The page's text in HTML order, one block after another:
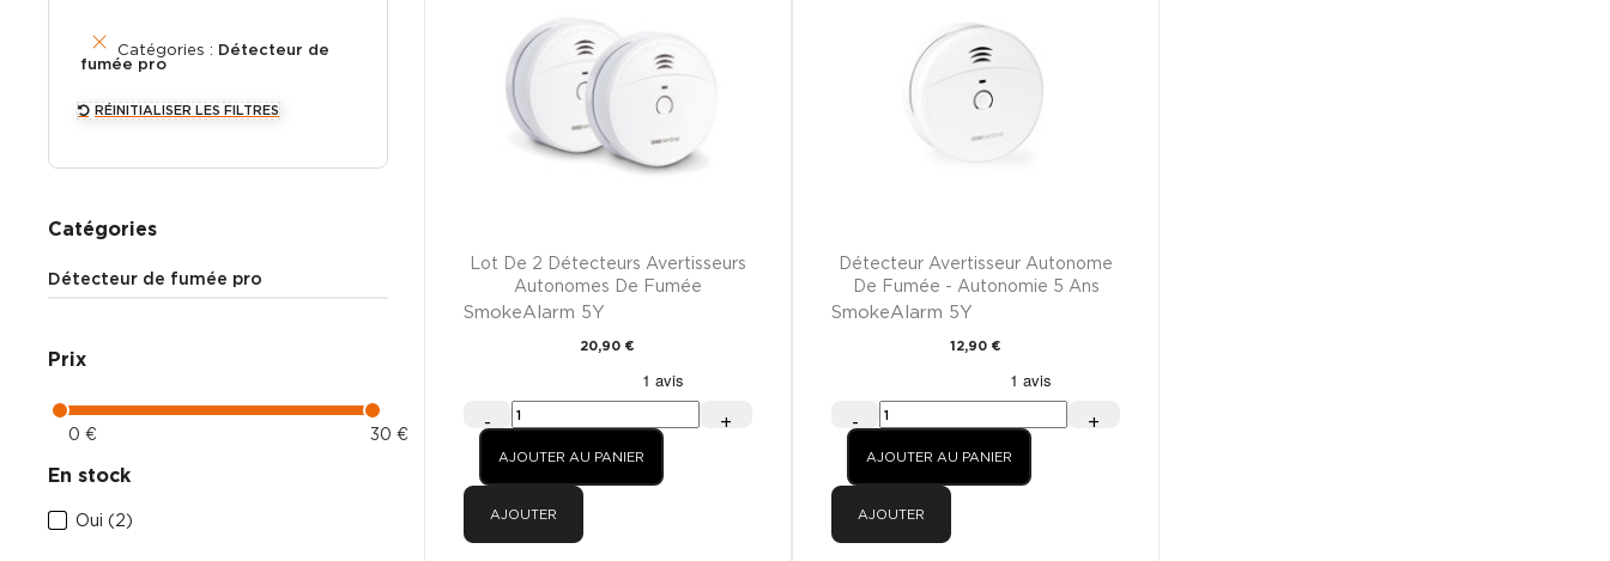
Catégories : Détecteur de
fumée pro
RÉINITIALISER LES FILTRES
Catégories
Détecteur de fumée pro
Prix
0 € 30 €
En stock
Oui (2)
Lot De 2 Détecteurs Avertisseurs
Autonomes De Fumée
SmokeAlarm 5Y
20,90 €
- +
AJOUTER AU PANIER
AJOUTER
Détecteur Avertisseur Autonome
De Fumée - Autonomie 5 Ans
SmokeAlarm 5Y
12,90 €
- +
AJOUTER AU PANIER
AJOUTER